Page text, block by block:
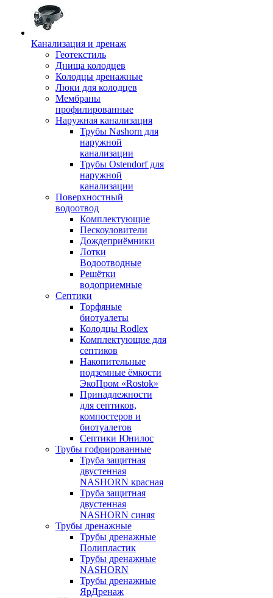
Канализация и дренаж
Геотекстиль
Днища колодцев
Колодцы дренажные
Люки для колодцев
Мембраны
профилированные
Наружная канализация
Трубы Nashorn для
наружной
канализации
Трубы Ostendorf для
наружной
канализации
Поверхностный
водоотвод
Комплектующие
Пескоуловители
Дождеприёмники
Лотки
Водоотводные
Решётки
водоприемные
Септики
Торфяные
биотуалеты
Колодцы Rodlex
Комплектующие для
септиков
Накопительные
подземные ёмкости
ЭкоПром «Rostok»
Принадлежности
для септиков,
компостеров и
биотуалетов
Септики Юнилос
Трубы гофрированные
Труба защитная
двустенная
NASHORN красная
Труба защитная
двустенная
NASHORN синяя
Трубы дренажные
Трубы дренажные
Полипластик
Трубы дренажные
NASHORN
Трубы дренажные
ЯрДренаж